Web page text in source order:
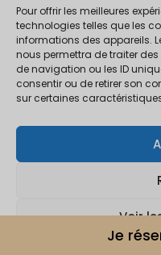
Pour offrir les meilleures
technologies telles que les
informations des appareils.
nous permettra de traiter
de navigation ou les ID
consentir ou de retirer son
sur certaines
Voir
Je
l’arrivée de l’eau
Marseille du
La fontaine du
10 mètres de haut
successives vers
figure féminine
Durance, entourée
représentant la
moisson) et la
char tiré par trois
Palais Longchamp